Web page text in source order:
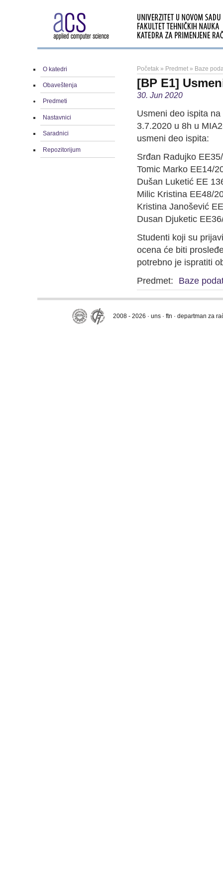
O katedri
Obaveštenja
Predmeti
Nastavnici
Saradnici
Repozitorijum
Početak » Predmet » Baze
[BP E1]
30. Jun 2020
Usmeni deo ispita
3.7.2020 u 8h u
usmeni deo ispita:
Srđan Radujko
Tomic Marko EE14/
Dušan Luketić EE
Milic Kristina EE48/
Kristina Janošević
Dusan Djuketic
Studenti koji su
ocena će biti
potrebno je ispratiti
Predmet:
Baze
2008 - 2026 · uns · ftn · departman za